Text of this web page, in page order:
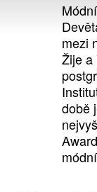
mezi
Žije a
době